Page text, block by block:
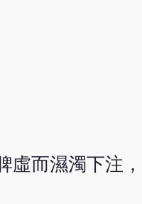
而濕濁下注，